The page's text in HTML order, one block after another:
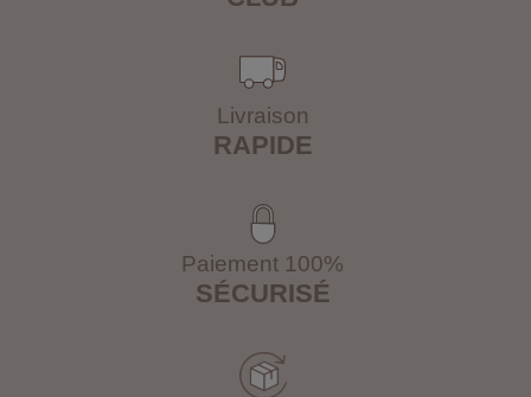
Livraison
RAPIDE
Paiement 100%
SÉCURISÉ